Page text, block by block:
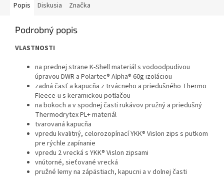
Popis Diskusia Značka
Podrobný popis
VLASTNOSTI
na prednej strane K-Shell materiál s vodoodpudivou
úpravou DWR a Polartec® Alpha® 60g izoláciou
zadná časť a kapucňa z trvácneho a priedušného Thermo
Fleece-u s keramickou potlačou
na bokoch a v spodnej časti rukávov pružný a priedušný
Thermodrytex PL+ materiál
tvarovaná kapucňa
vpredu kvalitný, celorozopínací YKK® Vislon zips s putkom
pre rýchle zapínanie
vpredu 2 vrecká s YKK® Vislon zipsami
vnútorné, sieťované vrecká
pružné lemy na zápästiach, kapucni a v dolnej časti